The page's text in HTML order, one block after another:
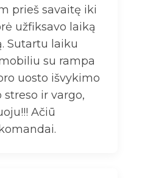
prieš savaitę iki
užfiksavo laiką
Sutartu laiku
su rampa
uosto išvykimo
ir vargo,
Ačiū